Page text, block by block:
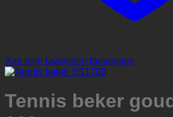
Aan mijn favorieten toevoegen
Tennis beker